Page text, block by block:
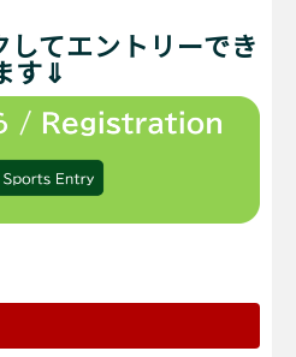
てエントリーでき
す⇓